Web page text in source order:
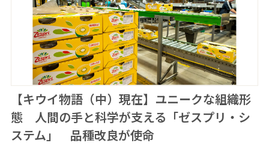
【キウイ物語（中）現在】ユニークな組織形
態 人間の手と科学が支える「ゼスプリ・シ
ステム」 品種改良が使命